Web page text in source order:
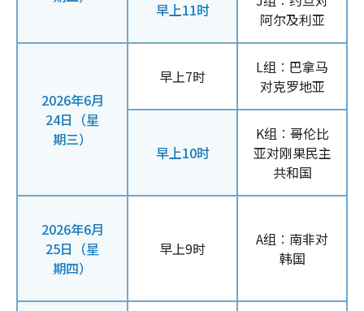
早上11时
阿尔及利亚
2026年6月
24日（星
期三）
早上7时
L组︰巴拿马
对克罗地亚
早上10时
K组︰哥伦比
亚对刚果民主
共和国
2026年6月
25日（星
期四）
早上9时
A组︰南非对
韩国